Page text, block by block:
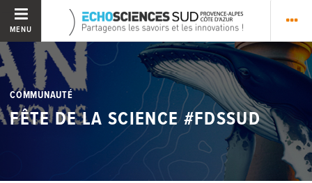
MENU
COMMUNAUTÉ
FÊTE DE LA SCIENCE #FDSSUD